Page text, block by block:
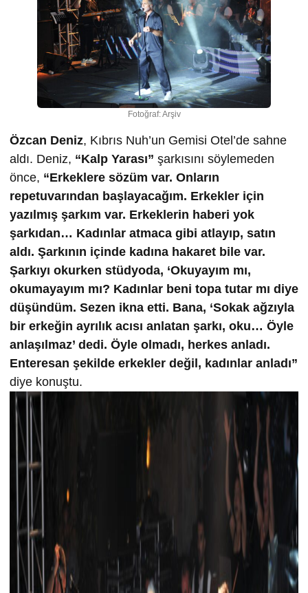
Fotoğraf: Arşiv
Özcan Deniz, Kıbrıs Nuh’un Gemisi Otel’de sahne
aldı. Deniz, “Kalp Yarası” şarkısını söylemeden
önce, “Erkeklere sözüm var. Onların
repetuvarından başlayacağım. Erkekler için
yazılmış şarkım var. Erkeklerin haberi yok
şarkıdan… Kadınlar atmaca gibi atlayıp, satın
aldı. Şarkının içinde kadına hakaret bile var.
Şarkıyı okurken stüdyoda, ‘Okuyayım mı,
okumayayım mı? Kadınlar beni topa tutar mı diye
düşündüm. Sezen ikna etti. Bana, ‘Sokak ağzıyla
bir erkeğin ayrılık acısı anlatan şarkı, oku… Öyle
anlaşılmaz’ dedi. Öyle olmadı, herkes anladı.
Enteresan şekilde erkekler değil, kadınlar anladı”
diye konuştu.